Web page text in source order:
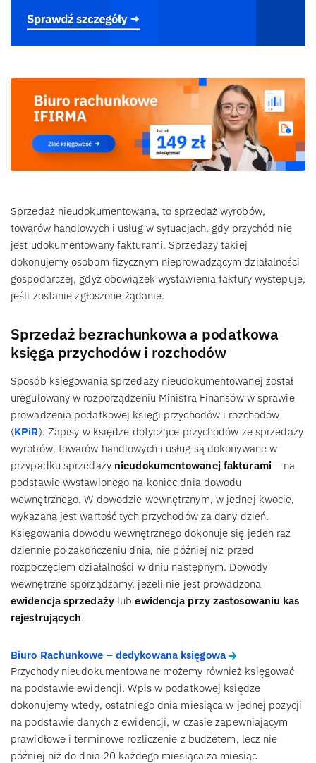
Sprzedaż nieudokumentowana, to sprzedaż wyrobów,
towarów handlowych i usług w sytuacjach, gdy przychód nie
jest udokumentowany fakturami. Sprzedaży takiej
dokonujemy osobom fizycznym nieprowadzącym działalności
gospodarczej, gdyż obowiązek wystawienia faktury występuje,
jeśli zostanie zgłoszone żądanie.
Sprzedaż bezrachunkowa a podatkowa
księga przychodów i rozchodów
Sposób księgowania sprzedaży nieudokumentowanej został
uregulowany w rozporządzeniu Ministra Finansów w sprawie
prowadzenia podatkowej księgi przychodów i rozchodów
(KPiR). Zapisy w księdze dotyczące przychodów ze sprzedaży
wyrobów, towarów handlowych i usług są dokonywane w
przypadku sprzedaży nieudokumentowanej fakturami– na
podstawie wystawionego na koniec dnia dowodu
wewnętrznego. W dowodzie wewnętrznym, w jednej kwocie,
wykazana jest wartość tych przychodów za dany dzień.
Księgowania dowodu wewnętrznego dokonuje się jeden raz
dziennie po zakończeniu dnia, nie później niż przed
rozpoczęciem działalności w dniu następnym. Dowody
wewnętrzne sporządzamy, jeżeli nie jest prowadzona
ewidencja sprzedażylubewidencja przy zastosowaniu kas
rejestrujących.
Biuro Rachunkowe – dedykowana księgowa
Przychody nieudokumentowane możemy również księgować
na podstawie ewidencji. Wpis w podatkowej księdze
dokonujemy wtedy, ostatniego dnia miesiąca w jednej pozycji
na podstawie danych z ewidencji, w czasie zapewniającym
prawidłowe i terminowe rozliczenie z budżetem, lecz nie
później niż do dnia 20 każdego miesiąca za miesiąc